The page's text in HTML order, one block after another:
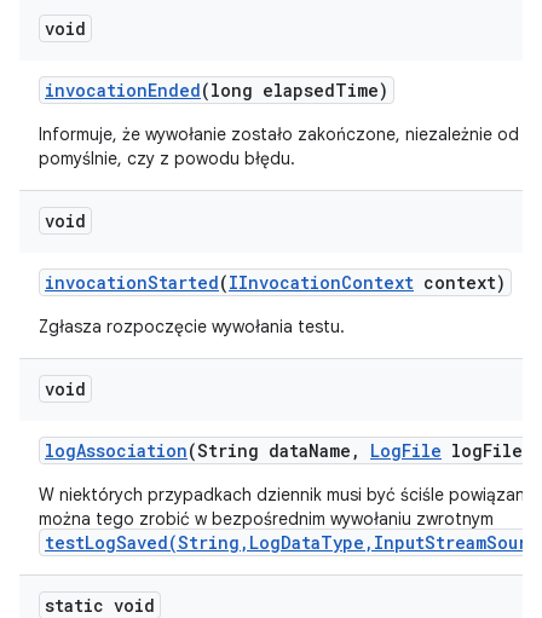
void
invocationEnded(long elapsedTime)
Informuje, że wywołanie zostało zakończone, niezależnie od
pomyślnie, czy z powodu błędu.
void
invocationStarted(IInvocationContext context)
Zgłasza rozpoczęcie wywołania testu.
void
logAssociation(String dataName , LogFile logFile)
W niektórych przypadkach dziennik musi być ściśle
można tego zrobić w bezpośrednim wywołaniu zwrotnym
static void